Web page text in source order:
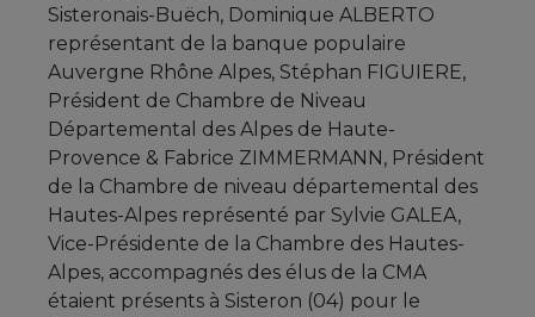
Sisteronais-Buëch, Dominique ALBERTO
représentant de la banque populaire
Auvergne Rhône Alpes, Stéphan FIGUIERE,
Président de Chambre de Niveau
Départemental des Alpes de Haute-
Provence & Fabrice ZIMMERMANN, Président
de la Chambre de niveau départemental des
Hautes-Alpes représenté par Sylvie GALEA,
Vice-Présidente de la Chambre des Hautes-
Alpes, accompagnés des élus de la CMA
étaient présents à Sisteron (04) pour le